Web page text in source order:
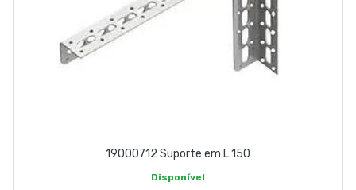
19000712 Suporte em L 150
Disponível